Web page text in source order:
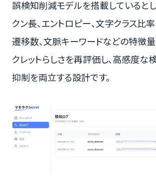
誤検知削減モデルを搭載しているとし
クン長、エントロピー、文字クラス比
遷移数、文脈キーワードなどの特徴
クレットらしさを再評価し、高感度な
抑制を両立する設計です。